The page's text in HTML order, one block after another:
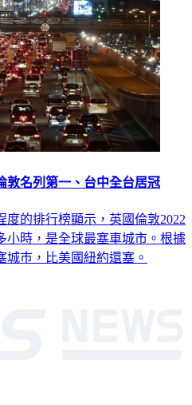
名列第一、台中全台居冠
的排行榜顯示，英國倫敦2022
小時，是全球最塞車城市。根據
巿，比美國紐約還塞。